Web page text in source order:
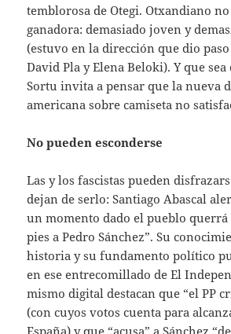
temblorosa de Otegi. Otxandiano
ganadora: demasiado joven y
(estuvo en la dirección que dio
David Pla y Elena Beloki). Y que sea
Sortu invita a pensar que la nueva
americana sobre camiseta no
No pueden esconderse
Las y los fascistas pueden
dejan de serlo: Santiago Abascal
un momento dado el pueblo querrá
pies a Pedro Sánchez”. Su
historia y su fundamento político
en ese entrecomillado de El
mismo digital destacan que “el PP
(con cuyos votos cuenta para
España) y que “acusa” a Sánchez